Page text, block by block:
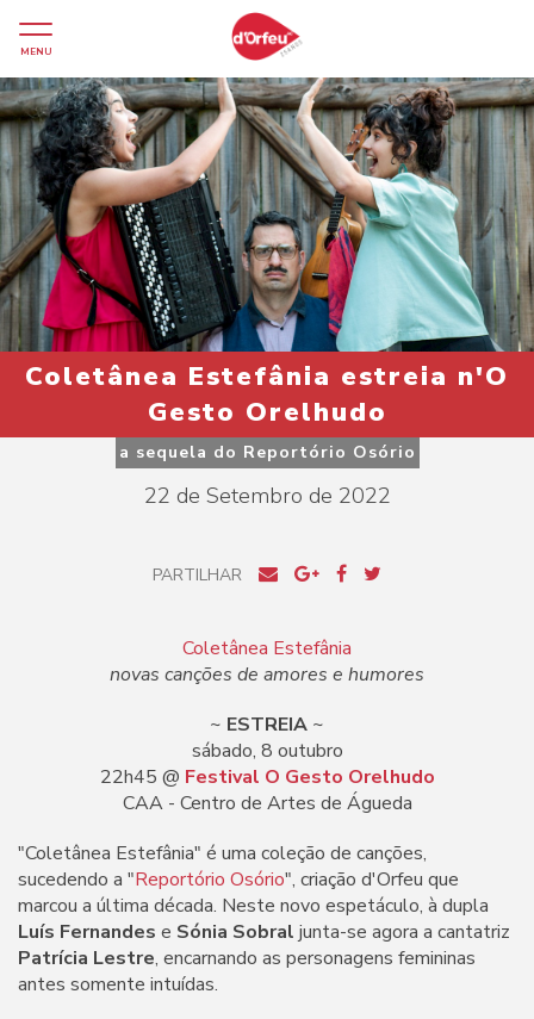
MENU
Coletânea Estefânia estreia n'O
Gesto Orelhudo
a sequela do Reportório Osório
22 de Setembro de 2022
PARTILHAR
Coletânea Estefânia
novas canções de amores e humores
~ ESTREIA ~
sábado, 8 outubro
22h45 @ Festival O Gesto Orelhudo
CAA - Centro de Artes de Águeda
"Coletânea Estefânia" é uma coleção de canções,
sucedendo a "Reportório Osório", criação d'Orfeu que
marcou a última década. Neste novo espetáculo, à dupla
Luís Fernandes e Sónia Sobral junta-se agora a cantatriz
Patrícia Lestre, encarnando as personagens femininas
antes somente intuídas.